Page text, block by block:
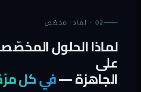
02 · لماذا مخصّص
لماذا الحلول
على
الجاهزة —في كل